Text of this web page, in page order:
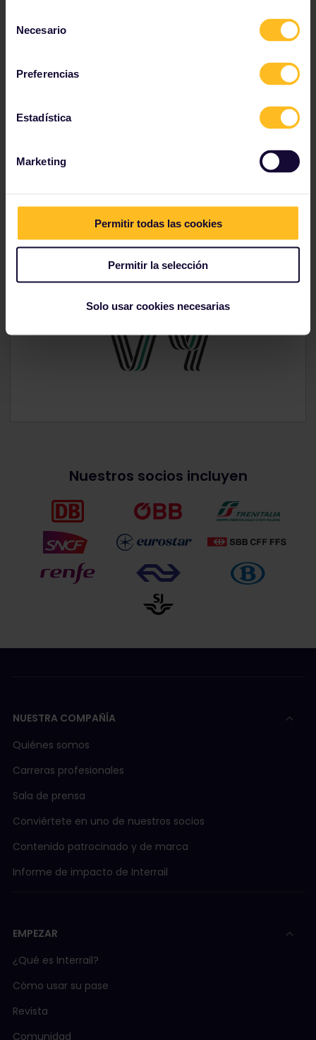
Necesario
Preferencias
Estadística
Marketing
Permitir todas las cookies
Permitir la selección
Solo usar cookies necesarias
Restaurante/bistro
Conexión wifi a internet
tren y la ruta.
Operado por:
Nuestros socios incluyen
NUESTRA COMPAÑÍA
Quiénes somos
Carreras profesionales
Sala de prensa
Conviértete en uno de nuestros socios
Contenido patrocinado y de marca
Informe de impacto de Interrail
EMPEZAR
¿Qué es Interrail?
Cómo usar su pase
Revista
Comunidad